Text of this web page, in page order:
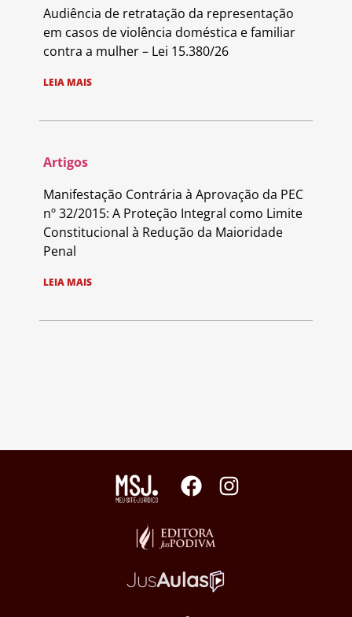
Audiência de retratação da representação
em casos de violência doméstica e familiar
contra a mulher – Lei 15.380/26
LEIA MAIS
Artigos
Manifestação Contrária à Aprovação da PEC
nº 32/2015: A Proteção Integral como Limite
Constitucional à Redução da Maioridade
Penal
LEIA MAIS